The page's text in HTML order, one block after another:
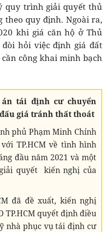
quy trình giải quyết thủ
theo quy định. Ngoài ra,
khi giá căn hộ ở Thủ
hỏi việc định giá đất
công khai minh bạch
tái định cư chuyển
giá tránh thất thoát
phủ Phạm Minh Chính
TP.HCM về tình hình
đầu năm 2021 và một
quyết kiến nghị của
đã đề xuất, kiến nghị
TP.HCM quyết định điều
nhà phục vụ tái định cư